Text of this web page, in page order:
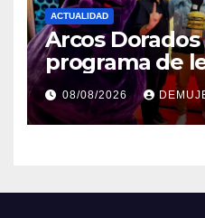
ACTUALIDAD
Arcos Dorados
programa de
tres de sus
leales de
08/08/2026